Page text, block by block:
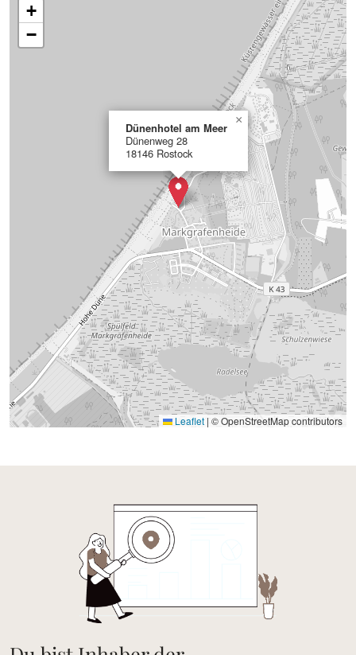
Dünenhotel am Meer
Dünenweg 28
18146 Rostock
×
+
−
Leaflet | © OpenStreetMap contributors